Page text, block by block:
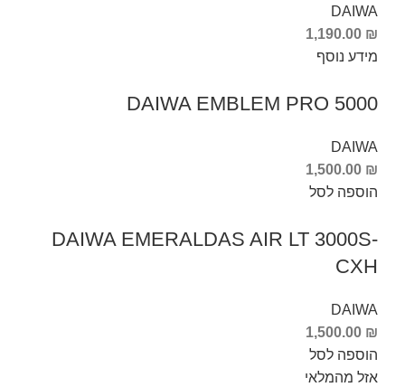
DAIWA
1,190.00 ₪
מידע נוסף
DAIWA EMBLEM PRO 5000
DAIWA
1,500.00 ₪
הוספה לסל
DAIWA EMERALDAS AIR LT 3000S-
CXH
DAIWA
1,500.00 ₪
הוספה לסל
אזל מהמלאי